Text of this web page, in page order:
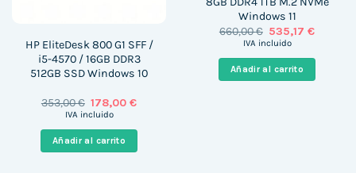
HP EliteDesk 800 G1 SFF /
i5-4570 / 16GB DDR3
512GB SSD Windows 10
353,00€ El
precio
era:
353,00 €.
178,00€El
es:
IVA incluido
Añadir al carrito
Windows 11
660,00€ El
precio
era:
660,00 €.
535,17€El
es:
IVA incluido
Añadir al carrito